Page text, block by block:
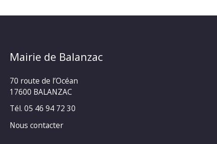
Mairie de Balanzac
70 route de l’Océan
17600 BALANZAC
Tél. 05 46 94 72 30
Nous contacter